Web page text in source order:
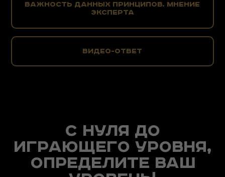
Важность данных принципов. Мнение
эксперта
видео-ответ
с нуля до
играющего уровня,
определите Ваш
смотреть группы